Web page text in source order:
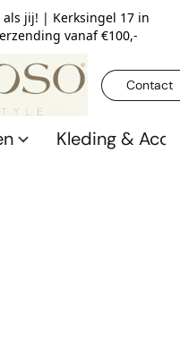
als jij! | Kerksingel 17 in
vanaf €100,-
Contact
Kleding &